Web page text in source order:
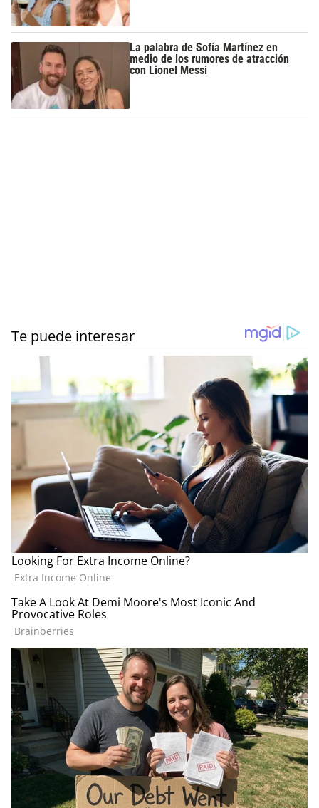
La palabra de Sofía Martínez en
medio de los rumores de atracción
con Lionel Messi